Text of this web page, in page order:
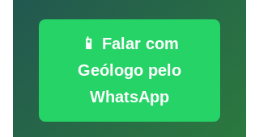
📱 Falar com
Geólogo pelo
WhatsApp